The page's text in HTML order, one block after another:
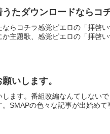
たダウンロードならコ
らコチラ感覚ピエロの「拝啓
か主題歌、感覚ピエロの「拝啓
いします。
します。番組改編なんてしない
SMAPの色々な記事が出始め